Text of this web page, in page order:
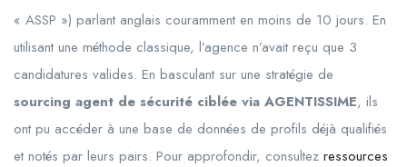
« ASSP ») parlant anglais couramment en moins de 10 jours. En
utilisant une méthode classique, l’agence n’avait reçu que 3
candidatures valides. En basculant sur une stratégie de
sourcing agent de sécurité ciblée via AGENTISSIME, ils
ont pu accéder à une base de données de profils déjà qualifiés
et notés par leurs pairs. Pour approfondir, consultez ressources